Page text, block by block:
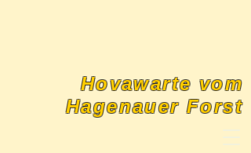
Hovawarte vom
Hagenauer Forst